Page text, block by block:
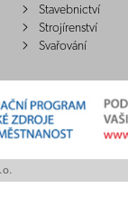
Stavebnictví
Strojírenství
Svařování